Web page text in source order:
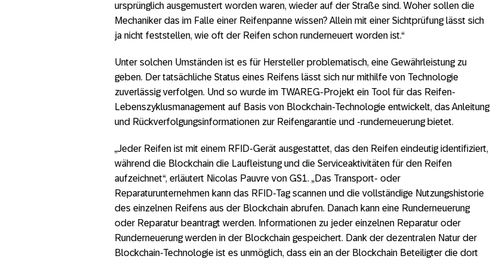
ursprünglich ausgemustert worden waren, wieder auf der Straße sind. Woher sollen die
Mechaniker das im Falle einer Reifenpanne wissen? Allein mit einer Sichtprüfung lässt sich
ja nicht feststellen, wie oft der Reifen schon runderneuert worden ist.“
Unter solchen Umständen ist es für Hersteller problematisch, eine Gewährleistung zu
geben. Der tatsächliche Status eines Reifens lässt sich nur mithilfe von Technologie
zuverlässig verfolgen. Und so wurde im TWAREG-Projekt ein Tool für das Reifen-
Lebenszyklusmanagement auf Basis von Blockchain-Technologie entwickelt, das Anleitung
und Rückverfolgungsinformationen zur Reifengarantie und -runderneuerung bietet.
„Jeder Reifen ist mit einem RFID-Gerät ausgestattet, das den Reifen eindeutig identifiziert,
während die Blockchain die Laufleistung und die Serviceaktivitäten für den Reifen
aufzeichnet“, erläutert Nicolas Pauvre von GS1. „Das Transport- oder
Reparaturunternehmen kann das RFID-Tag scannen und die vollständige Nutzungshistorie
des einzelnen Reifens aus der Blockchain abrufen. Danach kann eine Runderneuerung
oder Reparatur beantragt werden. Informationen zu jeder einzelnen Reparatur oder
Runderneuerung werden in der Blockchain gespeichert. Dank der dezentralen Natur der
Blockchain-Technologie ist es unmöglich, dass ein an der Blockchain Beteiligter die dort